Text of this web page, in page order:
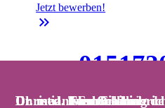
Christiane Schreck
Dr. med. Tom Schilling
Dr. med. Clemens
Dr. med. Sven Fischer
Dr. med. Iven Orlamünde
Jetzt bewerben!
keyboard_double_arrow_right